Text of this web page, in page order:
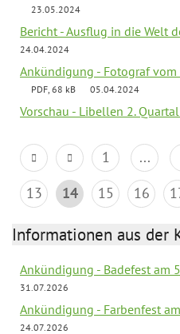
23.05.2024
Bericht - Ausflug in die Welt
24.04.2024
Ankündigung - Fotograf
PDF, 68 kB 05.04.2024
Vorschau - Libellen 2.
1 ...
13
14 15 16
Informationen aus der
Ankündigung - Badefest am
31.07.2026
Ankündigung - Farbenfest
24.07.2026